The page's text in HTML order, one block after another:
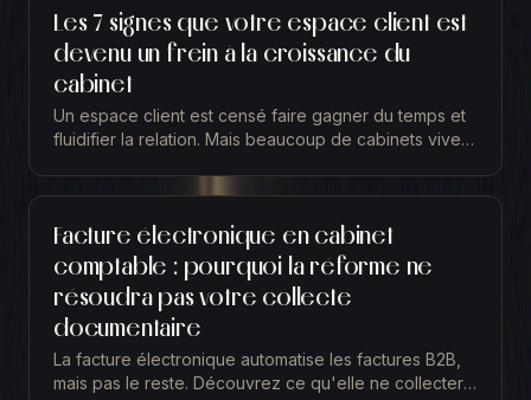
Les 7 signes que votre espace client est
devenu un frein à la croissance du
cabinet
Un espace client est censé faire gagner du temps et
fluidifier la relation. Mais beaucoup de cabinets vivent
Facture électronique en cabinet
comptable : pourquoi la réforme ne
résoudra pas votre collecte
documentaire
La facture électronique automatise les factures B2B,
mais pas le reste. Découvrez ce qu'elle ne collectera